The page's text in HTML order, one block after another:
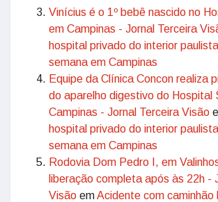
Vinícius é o 1º bebê nascido no
em Campinas - Jornal Terceira
hospital privado do interior
semana em Campinas
Equipe da Clínica Concon realiza
do aparelho digestivo do Hospital
Campinas - Jornal Terceira Visão
hospital privado do interior
semana em Campinas
Rodovia Dom Pedro I, em
liberação completa após às 22h -
Visão emAcidente com caminhão